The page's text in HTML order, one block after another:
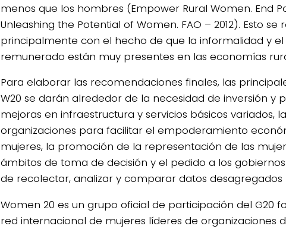
menos que los hombres (Empower Rural Women. End
Unleashing the Potential of Women. FAO – 2012). Esto se
principalmente con el hecho de que la informalidad y
remunerado están muy presentes en las economías
Para elaborar las recomendaciones finales, las
W20 se darán alrededor de la necesidad de inversión y
mejoras en infraestructura y servicios básicos variados,
organizaciones para facilitar el empoderamiento
mujeres, la promoción de la representación de las
ámbitos de toma de decisión y el pedido a los
de recolectar, analizar y comparar datos desagregados
Women 20 es un grupo oficial de participación del G20
red internacional de mujeres líderes de organizaciones